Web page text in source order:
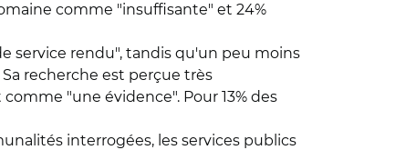
comme "insuffisante" et 24%
service rendu", tandis qu'un peu moins
recherche est perçue très
"une évidence". Pour 13% des
interrogées, les services publics